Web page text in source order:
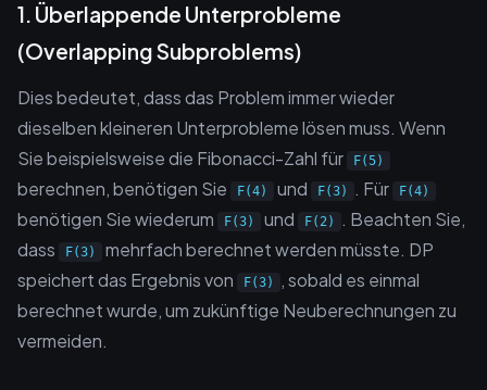
1. Überlappende Unterprobleme
(Overlapping Subproblems)
Dies bedeutet, dass das Problem immer wieder
dieselben kleineren Unterprobleme lösen muss. Wenn
Sie beispielsweise die Fibonacci-Zahl für
F(5)
berechnen, benötigen Sie F(4) und F(3) . Für F(4)
benötigen Sie wiederum F(3) und F(2)
. Beachten Sie,
dass
F(3)
mehrfach berechnet werden müsste. DP
speichert das Ergebnis von
F(3)
, sobald es einmal
berechnet wurde, um zukünftige Neuberechnungen zu
vermeiden.